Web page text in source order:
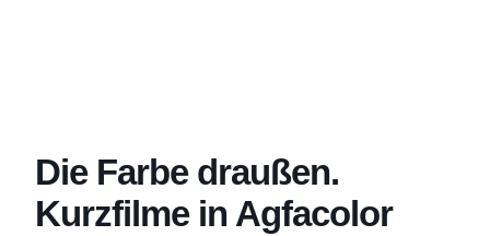
Die Farbe draußen.
Kurzfilme in Agfacolor